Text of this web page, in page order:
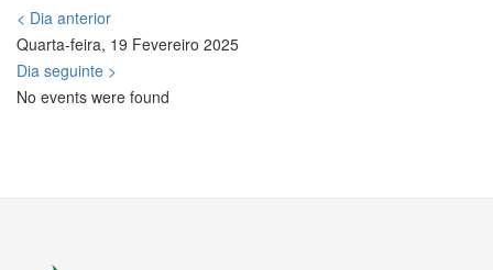
< Dia anterior
Quarta-feira, 19 Fevereiro 2025
Dia seguinte >
No events were found